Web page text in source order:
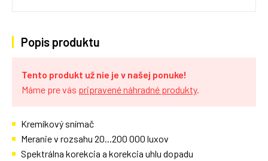
Popis produktu
Tento produkt už nie je v našej ponuke!
Máme pre vás pripravené náhradné produkty.
Kremíkový snímač
Meranie v rozsahu 20...200 000 luxov
Spektrálna korekcia a korekcia uhlu dopadu